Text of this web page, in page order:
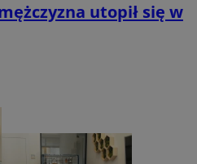
utopił się w